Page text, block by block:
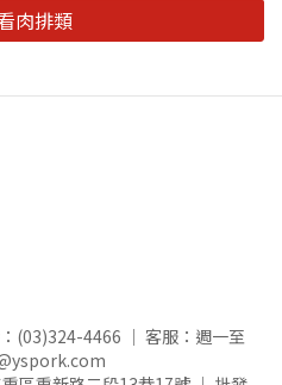
肉排類
(03)324-4466 ｜ 客服：週一至